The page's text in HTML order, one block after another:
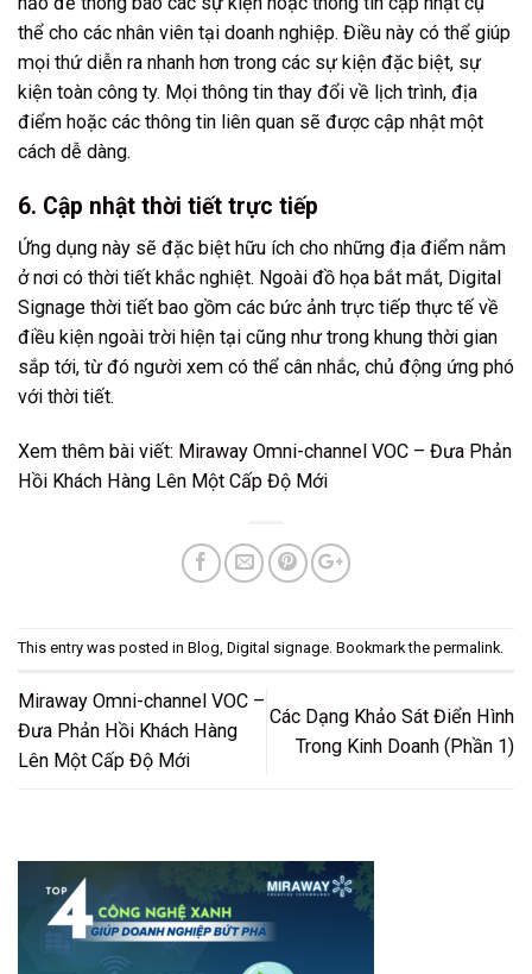
thể cho các nhân viên tại doanh nghiệp. Điều này có thể giúp
mọi thứ diễn ra nhanh hơn trong các sự kiện đặc biệt, sự
kiện toàn công ty. Mọi thông tin thay đổi về lịch trình, địa
điểm hoặc các thông tin liên quan sẽ được cập nhật một
cách dễ dàng.
6. Cập nhật thời tiết trực tiếp
Ứng dụng này sẽ đặc biệt hữu ích cho những địa điểm nằm
ở nơi có thời tiết khắc nghiệt. Ngoài đồ họa bắt mắt, Digital
Signage thời tiết bao gồm các bức ảnh trực tiếp thực tế về
điều kiện ngoài trời hiện tại cũng như trong khung thời gian
sắp tới, từ đó người xem có thể cân nhắc, chủ động ứng phó
với thời tiết.
Xem thêm bài viết: Miraway Omni-channel VOC – Đưa Phản
Hồi Khách Hàng Lên Một Cấp Độ Mới
This entry was posted in Blog, Digital signage. Bookmark the permalink.
Miraway Omni-channel VOC –
Đưa Phản Hồi Khách Hàng
Lên Một Cấp Độ Mới
Các Dạng Khảo Sát Điển Hình
Trong Kinh Doanh (Phần 1)